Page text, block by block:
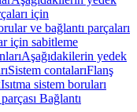
için
ve bağlantı parçaları
için sabitleme
Aşağıdakilerin yedek
Sistem contalarıFlanş
Isıtma sistem boruları
Bağlantı